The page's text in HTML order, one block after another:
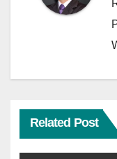
Related Post